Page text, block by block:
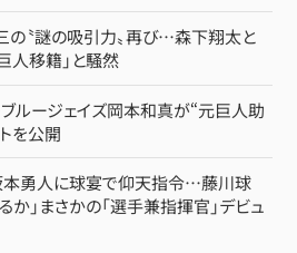
の〝謎の吸引力〟再び…森下翔太と
人移籍」と騒然
ルージェイズ岡本和真が“元巨人助
を公開
本勇人に球宴で仰天指令…藤川球
か」まさかの「選手兼指揮官」デビュ